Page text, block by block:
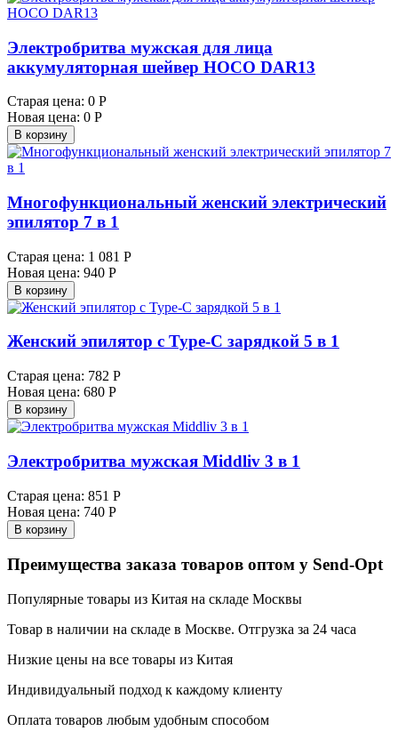
Электробритва мужская для лица
аккумуляторная шейвер HOCO DAR13
Старая цена: 0 Р
Новая цена: 0 Р
В корзину
Многофункциональный женский электрический
эпилятор 7 в 1
Старая цена: 1 081 Р
Новая цена: 940 Р
В корзину
Женский эпилятор с Type-C зарядкой 5 в 1
Старая цена: 782 Р
Новая цена: 680 Р
В корзину
Электробритва мужская Middliv 3 в 1
Старая цена: 851 Р
Новая цена: 740 Р
В корзину
Преимущества заказа товаров оптом у Send-Opt
Популярные товары из Китая на складе Москвы
Товар в наличии на складе в Москве. Отгрузка за 24 часа
Низкие цены на все товары из Китая
Индивидуальный подход к каждому клиенту
Оплата товаров любым удобным способом